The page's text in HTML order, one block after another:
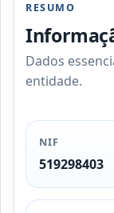
RESUMO
Dados
entidade.
NIF
519298403